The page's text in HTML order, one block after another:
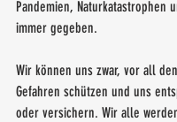
Pandemien, Naturkatastrophen
immer gegeben.
Wir können uns zwar, vor all
Gefahren schützen und uns
oder versichern. Wir alle